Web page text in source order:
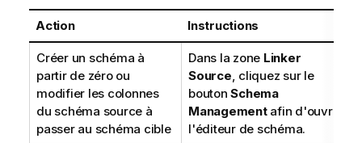
Action Instructions
Créer un schéma à
partir de zéro ou
modifier les colonnes
du schéma source à
passer au schéma cible
Dans la zone Linker
Source, cliquez sur le
boutonSchema
Managementafin d'ouvrir
l'éditeur de schéma.